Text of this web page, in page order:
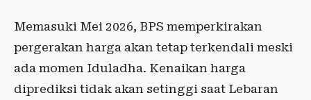
Memasuki Mei 2026, BPS memperkirakan
pergerakan harga akan tetap terkendali meski
ada momen Iduladha. Kenaikan harga
diprediksi tidak akan setinggi saat Lebaran